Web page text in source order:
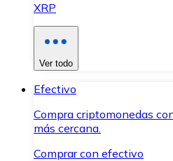
XRP
Ver todo
Efectivo
Compra criptomonedas
más cercana.
Comprar con efectivo